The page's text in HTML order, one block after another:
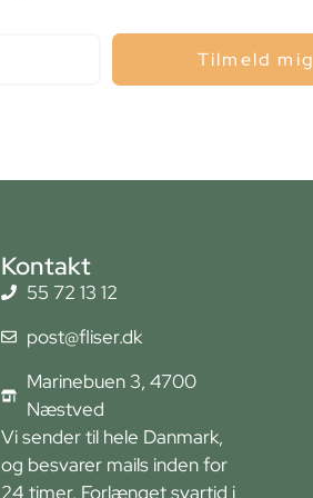
Tilmeld mig
Kontakt
55 72 13 12
post@fliser.dk
Marinebuen 3, 4700
Næstved
Vi sender til hele Danmark,
og besvarer mails inden for
24 timer. Forlænget svartid i